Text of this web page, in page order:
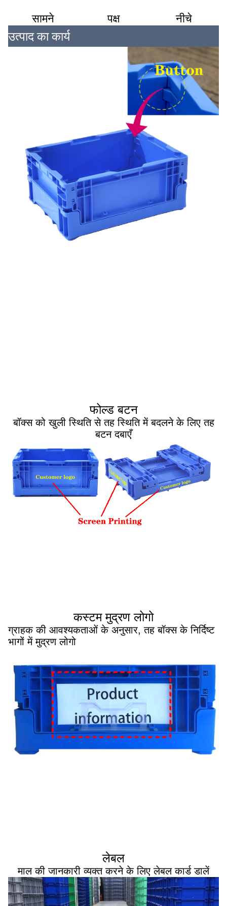
सामने पक्ष नीचे
उत्पाद का कार्य
फोल्ड बटन
बॉक्स को खुली स्थिति से तह स्थिति में बदलने के लिए तह
बटन दबाएँ
कस्टम मुद्रण लोगो
ग्राहक की आवश्यकताओं के अनुसार, तह बॉक्स के निर्दिष्ट
भागों में मुद्रण लोगो
लेबल
माल की जानकारी व्यक्त करने के लिए लेबल कार्ड डालें